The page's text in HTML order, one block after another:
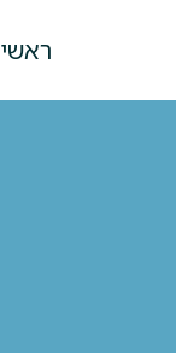
ראשי